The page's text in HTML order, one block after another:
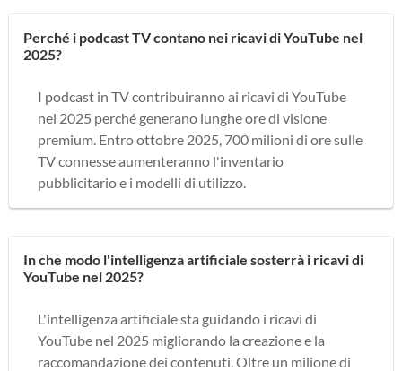
Perché i podcast TV contano nei ricavi di YouTube nel
2025?
I podcast in TV contribuiranno ai ricavi di YouTube
nel 2025 perché generano lunghe ore di visione
premium. Entro ottobre 2025, 700 milioni di ore sulle
TV connesse aumenteranno l'inventario
pubblicitario e i modelli di utilizzo.
In che modo l'intelligenza artificiale sosterrà i ricavi di
YouTube nel 2025?
L'intelligenza artificiale sta guidando i ricavi di
YouTube nel 2025 migliorando la creazione e la
raccomandazione dei contenuti. Oltre un milione di